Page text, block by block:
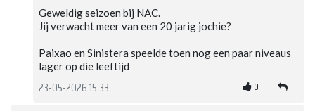
Geweldig seizoen bij NAC.
Jij verwacht meer van een 20 jarig jochie?
Paixao en Sinistera speelde toen nog een paar niveaus
lager op die leeftijd
23-05-2026 15:33 0